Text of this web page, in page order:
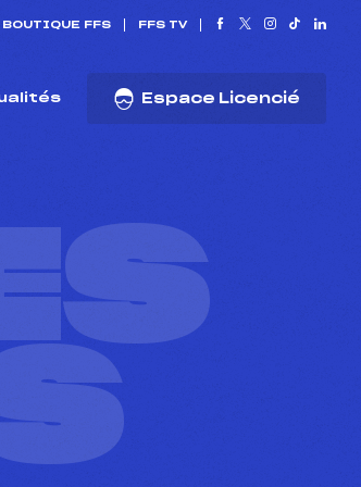
BOUTIQUE FFS FFS TV
Espace Licencié